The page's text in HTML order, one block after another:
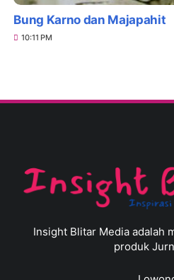
Bung Karno dan Majapahit
10:11 PM
Insight Blitar Media adalah
produk